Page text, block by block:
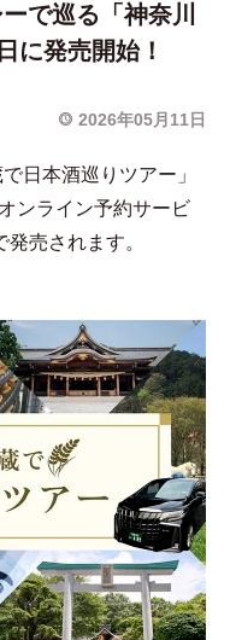
で巡る「神奈川
に発売開始！
2026年05月11日
日本酒巡りツアー」
ンライン予約サービ
売されます。